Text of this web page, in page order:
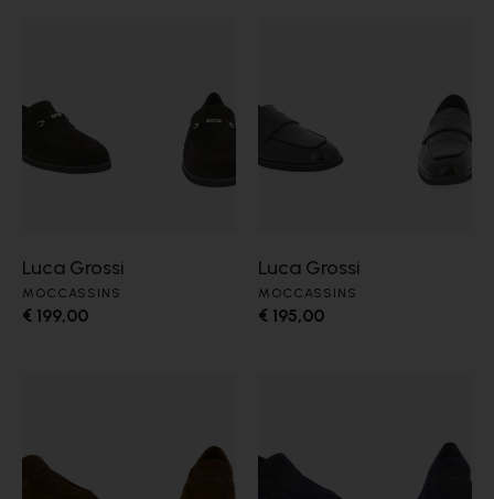
Luca Grossi
MOCCASSINS
€ 199,00
Luca Grossi
MOCCASSINS
€ 195,00